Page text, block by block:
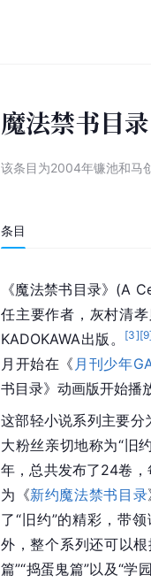
魔法禁书目录
该条目为2004年镰池和马
条目
《魔法禁书目录》(A
任主要作者， 灰村清孝
KADOKAWA出版。
[3][9
月开始在《 月刊少年
书目录》动画版开始播
这部轻小说系列主要分
大粉丝亲切地称为“旧
年，总共发布了24卷
为《新约魔法禁书目录
了“旧约”的精彩，带
外，整个系列还可以
篇”“捣蛋鬼篇”以及“学